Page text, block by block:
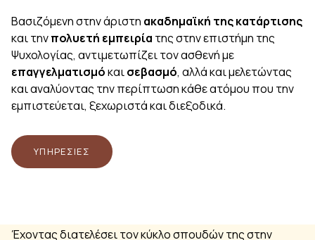
Βασιζόμενη στην άριστη ακαδημαϊκή της κατάρτισης
και τηνπολυετή εμπειρία της στην επιστήμη της
Ψυχολογίας, αντιμετωπίζει τον ασθενή με
επαγγελματισμόκαισεβασμό, αλλά και μελετώντας
και αναλύοντας την περίπτωση κάθε ατόμου που την
εμπιστεύεται, ξεχωριστά και διεξοδικά.
ΥΠΗΡΕΣΊΕΣ
Έχοντας διατελέσει τον κύκλο σπουδών της στην